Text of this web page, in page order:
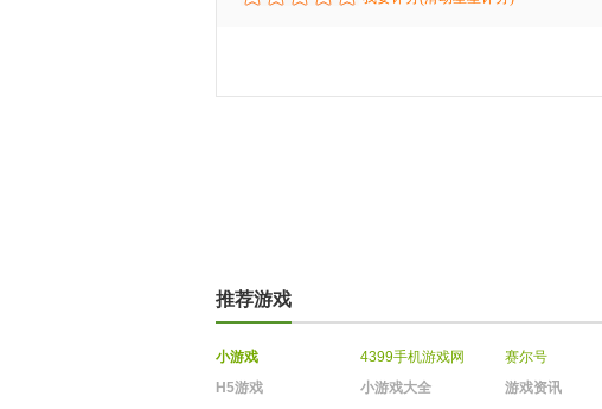
推荐游戏
小游戏 4399手机游戏网 赛尔号
H5游戏
小游戏大全 游戏资讯